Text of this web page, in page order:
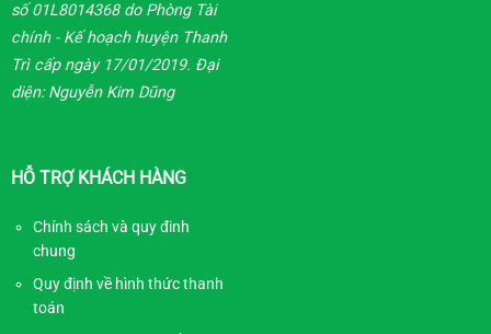
số 01L8014368 do Phòng Tài
chính - Kế hoạch huyện Thanh
Trì cấp ngày 17/01/2019. Đại
diện: Nguyễn Kim Dũng
HỖ TRỢ KHÁCH HÀNG
Chính sách và quy đinh
chung
Quy định về hình thức thanh
toán